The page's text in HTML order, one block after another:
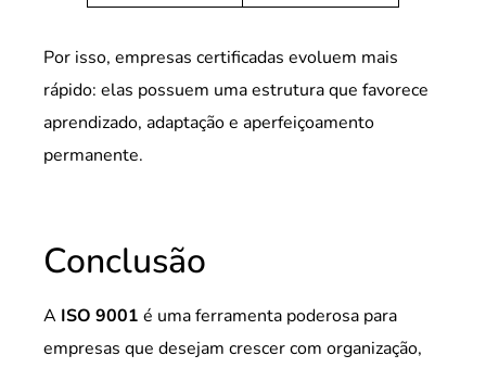
Por isso, empresas certificadas evoluem mais
rápido: elas possuem uma estrutura que favorece
aprendizado, adaptação e aperfeiçoamento
permanente.
Conclusão
A ISO 9001 é uma ferramenta poderosa para
empresas que desejam crescer com organização,